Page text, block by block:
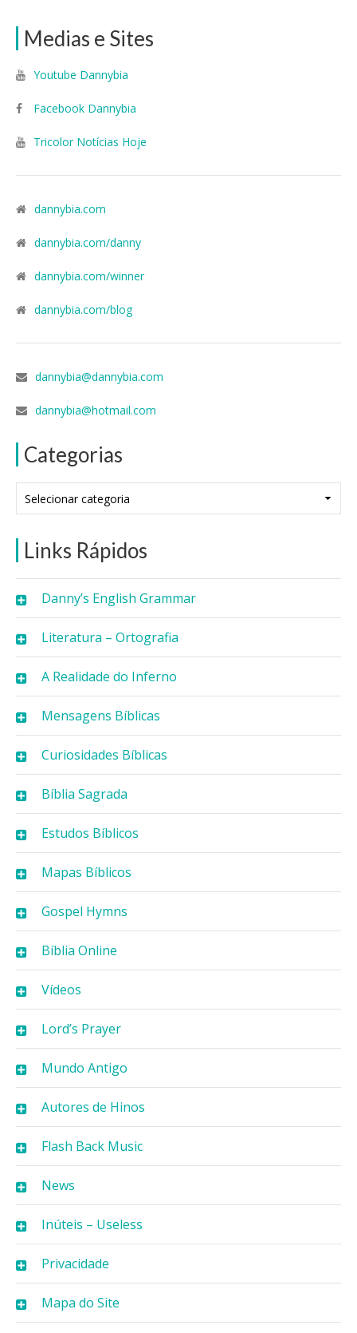
Medias e Sites
Youtube Dannybia
Facebook Dannybia
Tricolor Notícias Hoje
dannybia.com
dannybia.com/danny
dannybia.com/winner
dannybia.com/blog
dannybia@dannybia.com
dannybia@hotmail.com
Categorias
Links Rápidos
Danny’s English Grammar
Literatura – Ortografia
A Realidade do Inferno
Mensagens Bíblicas
Curiosidades Bíblicas
Bíblia Sagrada
Estudos Bíblicos
Mapas Bíblicos
Gospel Hymns
Bíblia Online
Vídeos
Lord’s Prayer
Mundo Antigo
Autores de Hinos
Flash Back Music
News
Inúteis – Useless
Privacidade
Mapa do Site